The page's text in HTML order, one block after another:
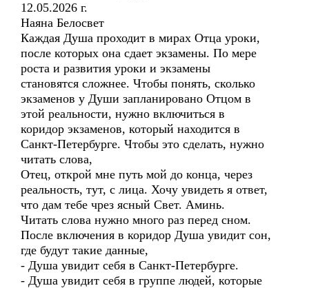
12.05.2026 г.
Наяна Белосвет
Каждая Душа проходит в мирах Отца уроки,
после которых она сдает экзамены. По мере
роста и развития уроки и экзамены
становятся сложнее. Чтобы понять, сколько
экзаменов у Души запланировано Отцом в
этой реальности, нужно включиться в
коридор экзаменов, который находится в
Санкт-Петербурге. Чтобы это сделать, нужно
читать слова,
Отец, открой мне путь мой до конца, через
реальность, тут, с лица. Хочу увидеть я ответ,
что дам тебе чрез ясный Свет. Аминь.
Читать слова нужно много раз перед сном.
После включения в коридор Душа увидит сон,
где будут такие данные,
- Душа увидит себя в Санкт-Петербурге.
- Душа увидит себя в группе людей, которые